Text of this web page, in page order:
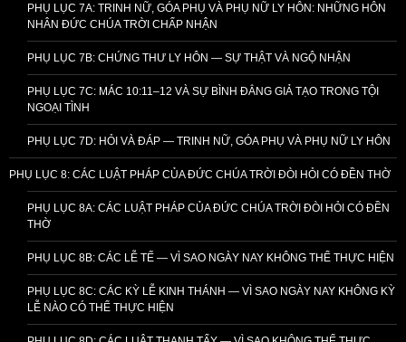
PHỤ LỤC 7A: TRINH NỮ, GÓA PHỤ VÀ PHỤ NỮ LY HÔN: NHỮNG HÔN
NHÂN ĐỨC CHÚA TRỜI CHẤP NHẬN
PHỤ LỤC 7B: CHỨNG THƯ LY HÔN — SỰ THẬT VÀ NGỘ NHẬN
PHỤ LỤC 7C: MÁC 10:11–12 VÀ SỰ BÌNH ĐẲNG GIẢ TẠO TRONG TỘI
NGOẠI TÌNH
PHỤ LỤC 7D: HỎI VÀ ĐÁP — TRINH NỮ, GÓA PHỤ VÀ PHỤ NỮ LY HÔN
PHỤ LỤC 8: CÁC LUẬT PHÁP CỦA ĐỨC CHÚA TRỜI ĐÒI HỎI CÓ ĐỀN THỜ
PHỤ LỤC 8A: CÁC LUẬT PHÁP CỦA ĐỨC CHÚA TRỜI ĐÒI HỎI CÓ ĐỀN
THỜ
PHỤ LỤC 8B: CÁC LỄ TẾ — VÌ SAO NGÀY NAY KHÔNG THỂ THỰC HIỆN
PHỤ LỤC 8C: CÁC KỲ LỄ KINH THÁNH — VÌ SAO NGÀY NAY KHÔNG KỲ
LỄ NÀO CÓ THỂ THỰC HIỆN